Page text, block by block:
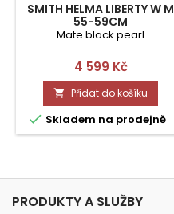
SMITH HELMA LIBERTY W M
55-59CM
Mate black pearl
Cena
4 599 Kč
 Přidat do košíku
 Skladem na prodejně
PRODUKTY A SLUŽBY